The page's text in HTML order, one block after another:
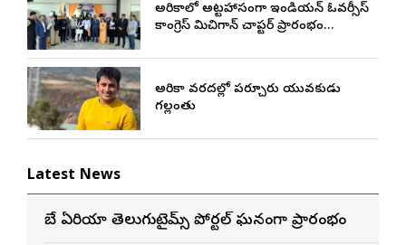
అమెరికాలో అట్టహాసంగా ఇండియన్ ఓవర్సీస్
కాంగ్రెస్ మిచిగాన్ చాప్టర్ ప్రారంభం…
అమెరికా వరదల్లో పర్చూరు యువకుడు
గల్లంతు
Latest News
బే ఏరియా తెలుగుటైమ్స్ పోర్టల్ ఘనంగా ప్రారంభం